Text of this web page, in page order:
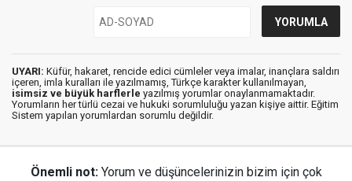
UYARI: Küfür, hakaret, rencide edici cümleler veya imalar, inançlara saldırı
içeren, imla kuralları ile yazılmamış, Türkçe karakter kullanılmayan,
isimsiz ve büyük harflerle yazılmış yorumlar onaylanmamaktadır.
Yorumların her türlü cezai ve hukuki sorumluluğu yazan kişiye aittir. Eğitim
Sistem yapılan yorumlardan sorumlu değildir.
Önemli not: Yorum ve düşüncelerinizin bizim için çok